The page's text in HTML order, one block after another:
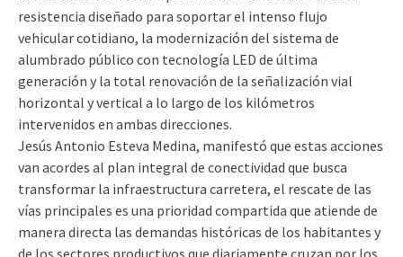
resistencia diseñado para soportar el intenso flujo
vehicular cotidiano, la modernización del sistema de
alumbrado público con tecnología LED de última
generación y la total renovación de la señalización vial
horizontal y vertical a lo largo de los kilómetros
intervenidos en ambas direcciones.
Jesús Antonio Esteva Medina, manifestó que estas acciones
van acordes al plan integral de conectividad que busca
transformar la infraestructura carretera, el rescate de las
vías principales es una prioridad compartida que atiende de
manera directa las demandas históricas de los habitantes y